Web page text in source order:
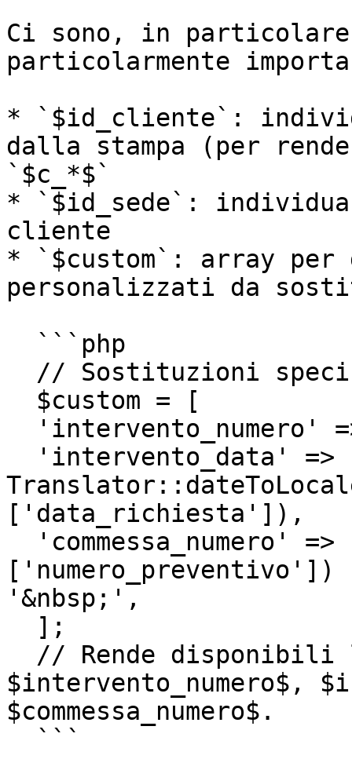
Ci sono, in
particolarmente
* `$id_cliente`:
dalla stampa (per
`$c_*$`
* `$id_sede`:
cliente
* `$custom`: array
personalizzati da
['data_richiesta']),
'&nbsp;',
$intervento_numero$,
$commessa_numero$.